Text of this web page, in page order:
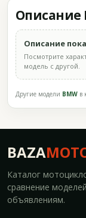
Описание
Описание
Посмотрите
модель с другой.
Другие модели BMW в
BAZA
Каталог
сравнение
объявлениям.